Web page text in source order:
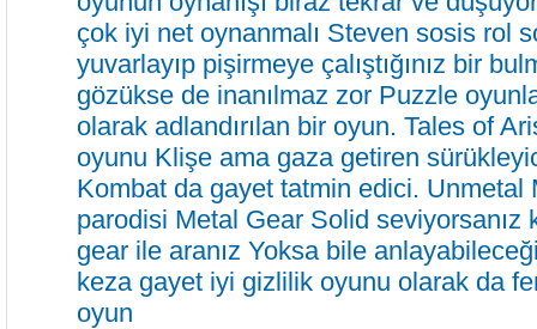
çok iyi net oynanmalı Steven sosis rol
yuvarlayıp pişirmeye çalıştığınız bir
gözükse de inanılmaz zor Puzzle
olarak adlandırılan bir oyun. Tales of
oyunu Klişe ama gaza getiren
Kombat da gayet tatmin edici. Unmetal
parodisi Metal Gear Solid seviyorsanız
gear ile aranız Yoksa bile
keza gayet iyi gizlilik oyunu olarak da
oyun